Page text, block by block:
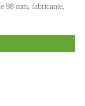
98 mm, fabricante,